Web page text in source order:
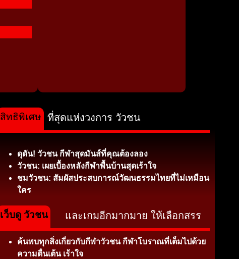
ที่สุดแห่งวงการ วัวชน
ดุดัน! วัวชน กีฬาสุดมันส์ที่คุณต้องลอง
วัวชน: เผยเบื้องหลังกีฬาพื้นบ้านสุดเร้าใจ
ชมวัวชน: สัมผัสประสบการณ์วัฒนธรรมไทยที่ไม่เหมือน
ใคร
สิทธิพิเศษ
และเกมอีกมากมาย ให้เลือกสรร
ค้นพบทุกสิ่งเกี่ยวกับกีฬาวัวชน กีฬาโบราณที่เต็มไปด้วย
ความตื่นเต้น เร้าใจ
เว็บดู วัวชน